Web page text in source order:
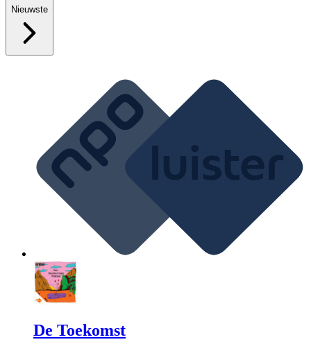
Nieuwste
De Toekomst